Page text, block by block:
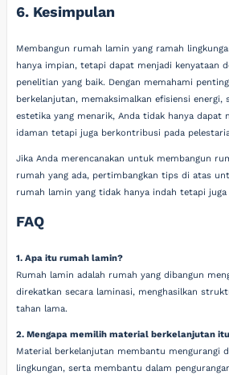
6. Kesimpulan
Membangun rumah lamin yang ramah
hanya impian, tetapi dapat menjadi kenyataan
penelitian yang baik. Dengan memahami
berkelanjutan, memaksimalkan efisiensi energi,
estetika yang menarik, Anda tidak hanya dapat
idaman tetapi juga berkontribusi pada
Jika Anda merencanakan untuk membangun
rumah yang ada, pertimbangkan tips di atas
rumah lamin yang tidak hanya indah tetapi juga
FAQ
1. Apa itu rumah lamin?
Rumah lamin adalah rumah yang dibangun
direkatkan secara laminasi, menghasilkan
tahan lama.
2. Mengapa memilih material berkelanjutan
Material berkelanjutan membantu mengurangi
lingkungan, serta membantu dalam